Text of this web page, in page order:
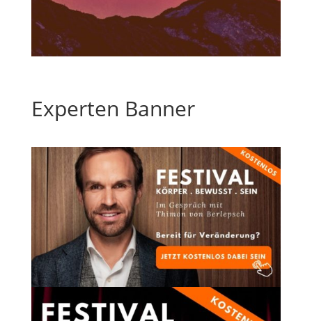
Experten Banner